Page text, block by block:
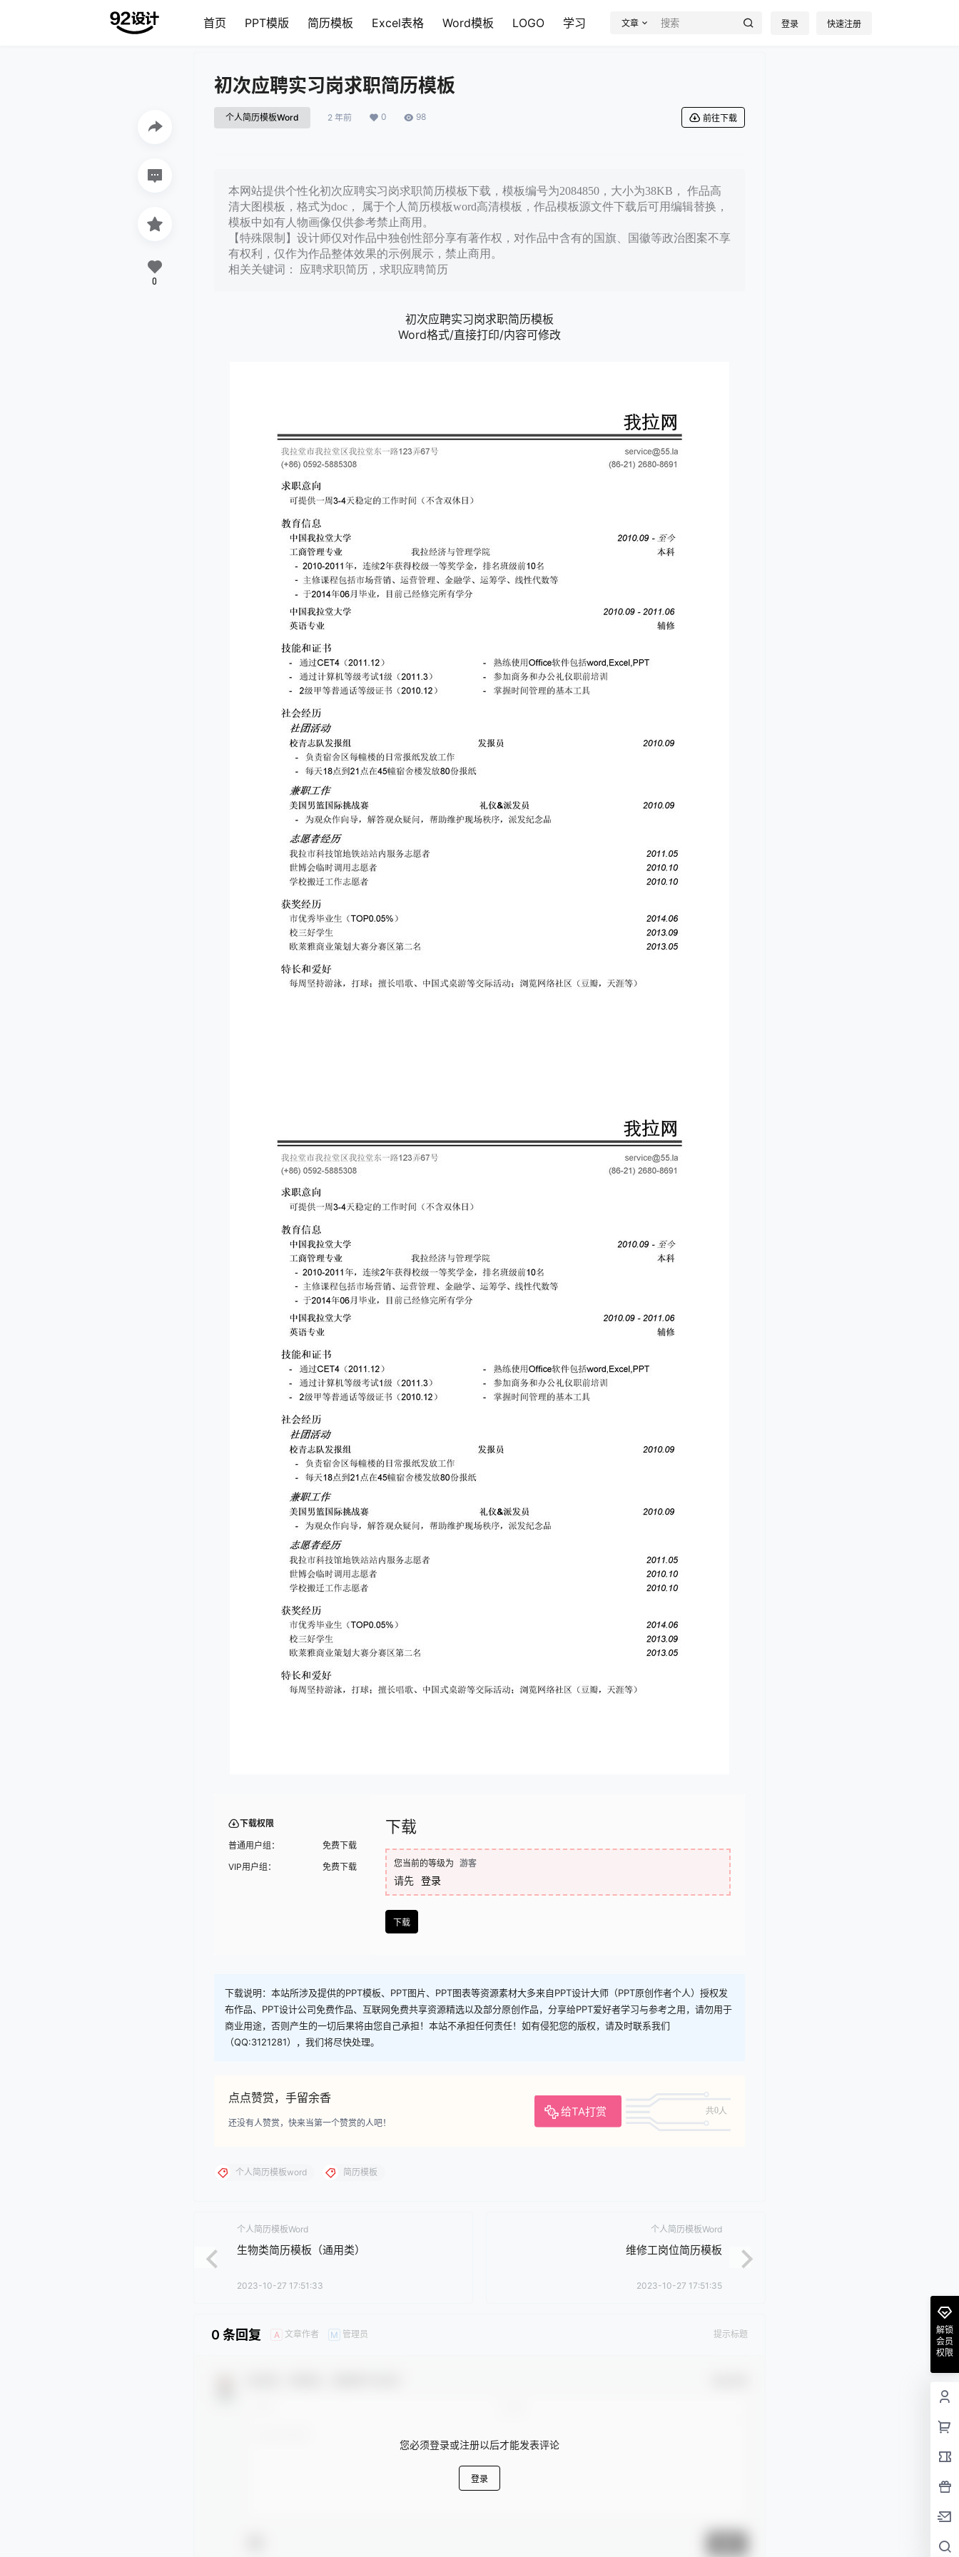
首页 PPT模版 简历模板 Excel表格 Word模板 LOGO 学习 文章 登录 快速注册
初次应聘实习岗求职简历模板
个人简历模板Word 2 年前 0 98 前往下载
本网站提供个性化初次应聘实习岗求职简历模板下载，模板编号为2084850，大小为38KB， 作品高
清大图模板，格式为doc， 属于个人简历模板word高清模板，作品模板源文件下载后可用编辑替换，
模板中如有人物画像仅供参考禁止商用。
【特殊限制】设计师仅对作品中独创性部分享有著作权，对作品中含有的国旗、国徽等政治图案不享
有权利，仅作为作品整体效果的示例展示，禁止商用。
相关关键词： 应聘求职简历，求职应聘简历
初次应聘实习岗求职简历模板
Word格式/直接打印/内容可修改
下载权限
普通用户组：
免费下载
VIP用户组：
免费下载
下载
您当前的等级为 游客
请先 登录
下载
下载说明：本站所涉及提供的PPT模板、PPT图片、PPT图表等资源素材大多来自PPT设计大师（PPT原创作者个人）授权发
布作品、PPT设计公司免费作品、互联网免费共享资源精选以及部分原创作品，分享给PPT爱好者学习与参考之用，请勿用于
商业用途，否则产生的一切后果将由您自己承担！本站不承担任何责任！如有侵犯您的版权，请及时联系我们
（QQ:3121281），我们将尽快处理。
点点赞赏，手留余香
给TA打赏 共0人
还没有人赞赏，快来当第一个赞赏的人吧！
0
个人简历模板word 简历模板
个人简历模板Word
生物类简历模板（通用类）
2023-10-27 17:51:33
个人简历模板Word
维修工岗位简历模板
2023-10-27 17:51:35
0 条回复 A 文章作者 M 管理员 提示标题
您必须登录或注册以后才能发表评论
登录
解锁
会员
权限